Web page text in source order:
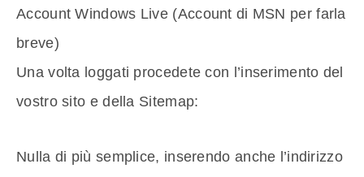
Account Windows Live (Account di MSN per farla
breve)
Una volta loggati procedete con l’inserimento del
vostro sito e della Sitemap:
Nulla di più semplice, inserendo anche l’indirizzo